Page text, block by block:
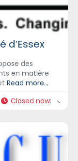
d’Essex
des
en matière
Read more...
Closed now: